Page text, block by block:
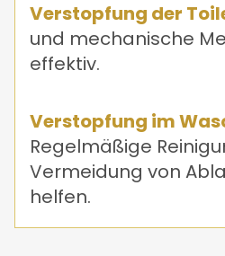
Verstopfung der
und mechanische
effektiv.
Verstopfung im
Regelmäßige
Vermeidung von
helfen.